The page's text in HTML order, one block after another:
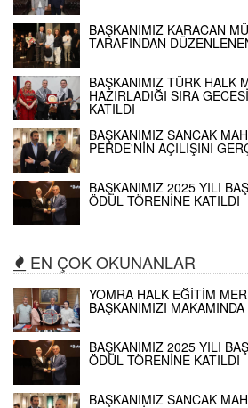
BAŞKANIMIZ KARACAN
TARAFINDAN
BAŞKANIMIZ TÜRK HALK
HAZIRLADIĞI SIRA
KATILDI
BAŞKANIMIZ SANCAK
PERDE'NİN AÇILIŞINI
BAŞKANIMIZ 2025 YILI
ÖDÜL TÖRENİNE KATILDI
EN ÇOK OKUNANLAR
YOMRA HALK EĞİTİM
BAŞKANIMIZI
BAŞKANIMIZ 2025 YILI
ÖDÜL TÖRENİNE KATILDI
BAŞKANIMIZ SANCAK